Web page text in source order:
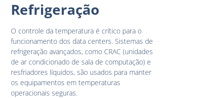
Refrigeração
O controle da temperatura é crítico para o
funcionamento dos data centers. Sistemas de
refrigeração avançados, como CRAC (unidades
de ar condicionado de sala de computação) e
resfriadores líquidos, são usados para manter
os equipamentos em temperaturas
operacionais seguras.